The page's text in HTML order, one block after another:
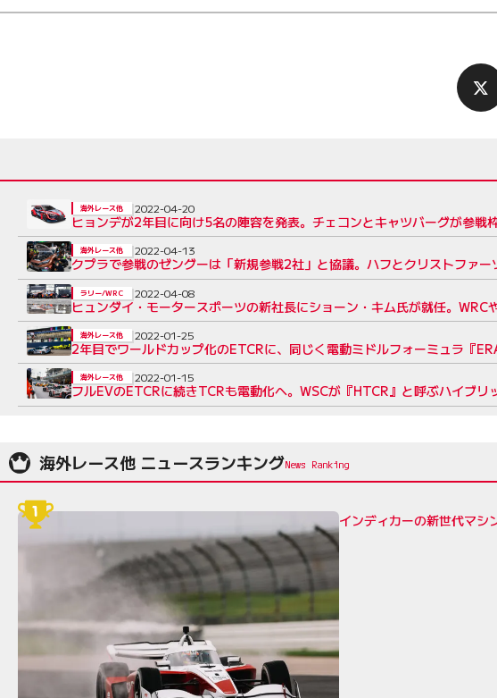
ヒョンデが2年目に向け5名の陣容を発表。チェコンとキャツバーグが参戦
海外レース他 2022-04-20
クプラで参戦のゼングーは「新規参戦2社」と協議。ハフとクリストファ
海外レース他 2022-04-13
ヒュンダイ・モータースポーツの新社長にショーン・キム氏が就任。WRC
ラリー/WRC 2022-04-08
2年目でワールドカップ化のETCRに、同じく電動ミドルフォーミュラ『
海外レース他 2022-01-25
フルEVのETCRに続きTCRも電動化へ。WSCが『HTCR』と呼ぶハイブリ
海外レース他 2022-01-15
海外レース他 ニュースランキング
インディカーの新世代マシ